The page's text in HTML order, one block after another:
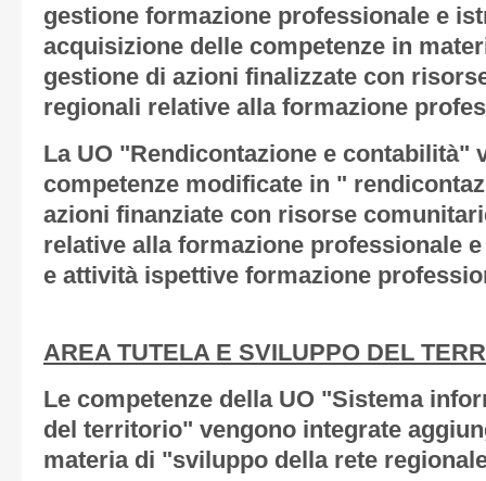
gestione formazione professionale e
acquisizione delle competenze in
gestione di azioni finalizzate con
regionali relative alla formazione
La UO "Rendicontazione e contabilità"
competenze modificate in "
azioni finanziate con risorse
relative alla formazione professionale
e attività ispettive formazione
AREA TUTELA E SVILUPPO DEL
Le competenze della UO "Sistema
del territorio" vengono integrate
materia di "sviluppo della rete